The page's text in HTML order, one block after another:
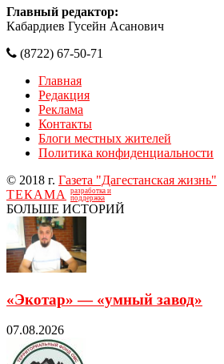
Главный редактор:
Кабардиев Гусейн Асанович
(8722) 67-50-71
Главная
Редакция
Реклама
Контакты
Блоги местных жителей
Политика конфиденциальности
© 2018 г. Газета "Дагестанская жизнь"
ТЕКАМА
разработка и
поддержка
БОЛЬШЕ ИСТОРИЙ
«Экотар» — «умный завод»
07.08.2026